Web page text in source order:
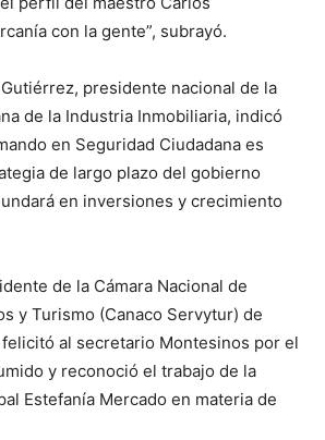
con la gente”, subrayó.
presidente nacional de la
de la Industria Inmobiliaria, indicó
en Seguridad Ciudadana es
de largo plazo del gobierno
en inversiones y crecimiento
de la Cámara Nacional de
y Turismo (Canaco Servytur) de
felicitó al secretario Montesinos por el
y reconoció el trabajo de la
Estefanía Mercado en materia de